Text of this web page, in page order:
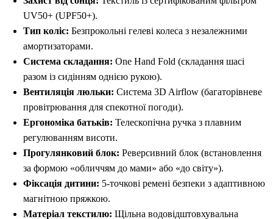
UV50+ (UPF50+).
Тип коліс: Безпрокольні гелеві колеса з незалежними
амортизаторами.
Система складання: One Hand Fold (складання шасі
разом із сидінням однією рукою).
Вентиляція люльки: Система 3D Airflow (багаторівневе
провітрювання для спекотної погоди).
Ергономіка батьків: Телескопічна ручка з плавним
регулюванням висоти.
Прогулянковий блок: Реверсивний блок (встановлення
за формою «обличчям до мами» або «до світу»).
Фіксація дитини: 5-точкові ремені безпеки з адаптивною
магнітною пряжкою.
Матеріал текстилю: Щільна водовідштовхувальна